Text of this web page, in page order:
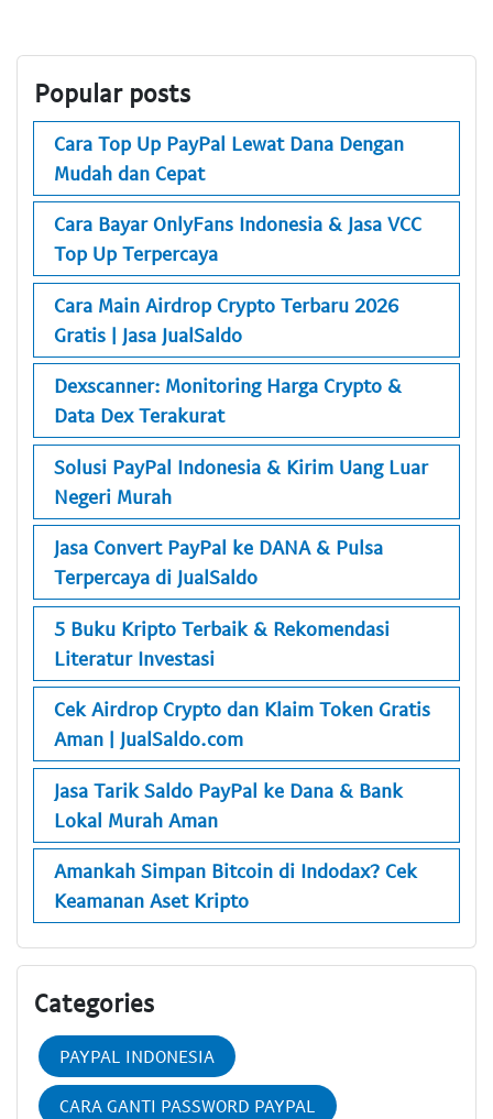
Popular posts
Cara Top Up PayPal Lewat Dana Dengan
Mudah dan Cepat
Cara Bayar OnlyFans Indonesia & Jasa VCC
Top Up Terpercaya
Cara Main Airdrop Crypto Terbaru 2026
Gratis | Jasa JualSaldo
Dexscanner: Monitoring Harga Crypto &
Data Dex Terakurat
Solusi PayPal Indonesia & Kirim Uang Luar
Negeri Murah
Jasa Convert PayPal ke DANA & Pulsa
Terpercaya di JualSaldo
5 Buku Kripto Terbaik & Rekomendasi
Literatur Investasi
Cek Airdrop Crypto dan Klaim Token Gratis
Aman | JualSaldo.com
Jasa Tarik Saldo PayPal ke Dana & Bank
Lokal Murah Aman
Amankah Simpan Bitcoin di Indodax? Cek
Keamanan Aset Kripto
Categories
PAYPAL INDONESIA
CARA GANTI PASSWORD PAYPAL